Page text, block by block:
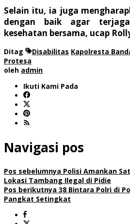
Selain itu, ia juga
dengan baik agar
kesehatan bersama, ucap
Ditag Disabilitas Kapolresta
Protesa
oleh admin
Ikuti Kami Pada
Navigasi pos
Pos sebelumnya Polisi Amankan
Lokasi Tambang Ilegal di Pidie
Pos berikutnya 38 Bintara Polri di
Pangkat Setingkat